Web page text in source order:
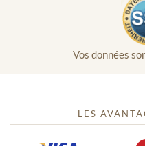
Vos données
LES